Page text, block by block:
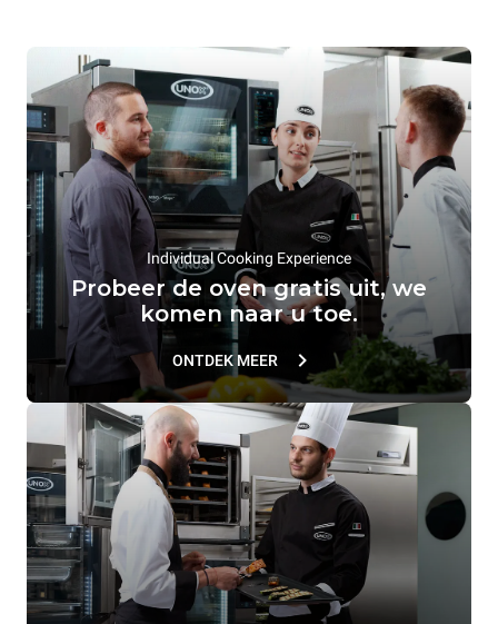
Commerciële
convectieoven
Warme
conserveringssystemen
Individual Cooking Experience
Probeer de oven gratis uit, we
komen naar u toe.
ONTDEK MEER